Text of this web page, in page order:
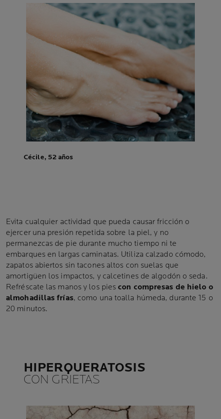
Cécile, 52 años
Evita cualquier actividad que pueda causar fricción o
ejercer una presión repetida sobre la piel, y no
permanezcas de pie durante mucho tiempo ni te
embarques en largas caminatas. Utiliza calzado cómodo,
zapatos abiertos sin tacones altos con suelas que
amortigüen los impactos, y calcetines de algodón o seda.
Refréscate las manos y los piescon compresas de hielo o
almohadillas frías, como una toalla húmeda, durante 15 o
20 minutos.
HIPERQUERATOSIS
CON GRIETAS